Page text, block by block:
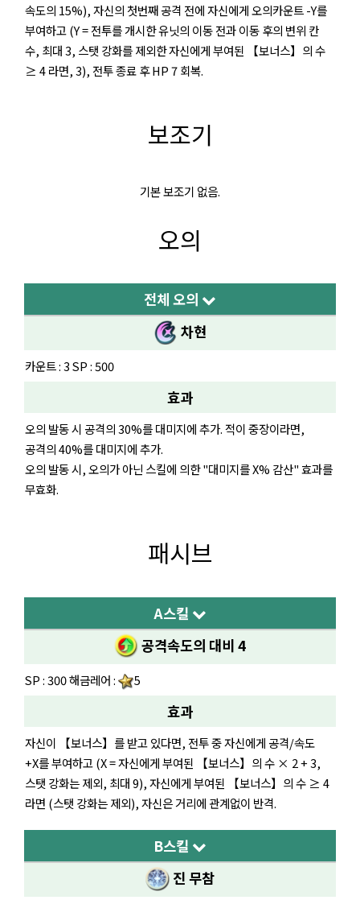
속도의 15%), 자신의 첫번째 공격 전에 자신에게 오의카운트 -Y를
부여하고 (Y = 전투를 개시한 유닛의 이동 전과 이동 후의 변위 칸
수, 최대 3, 스탯 강화를 제외한 자신에게 부여된 【보너스】의 수
≥ 4 라면, 3), 전투 종료 후 HP 7 회복.
보조기
기본 보조기 없음.
오의
전체 오의
차현
카운트 : 3 SP : 500
효과
오의 발동 시 공격의 30%를 대미지에 추가. 적이 중장이라면,
공격의 40%를 대미지에 추가.
오의 발동 시, 오의가 아닌 스킬에 의한 "대미지를 X% 감산" 효과를
무효화.
패시브
A스킬
공격속도의 대비 4
SP : 300 해금레어 : 5
효과
자신이 【보너스】를 받고 있다면, 전투 중 자신에게 공격/속도
+X를 부여하고 (X = 자신에게 부여된 【보너스】의 수 × 2 + 3,
스탯 강화는 제외, 최대 9), 자신에게 부여된 【보너스】의 수 ≥ 4
라면 (스탯 강화는 제외), 자신은 거리에 관계없이 반격.
B스킬
진 무참